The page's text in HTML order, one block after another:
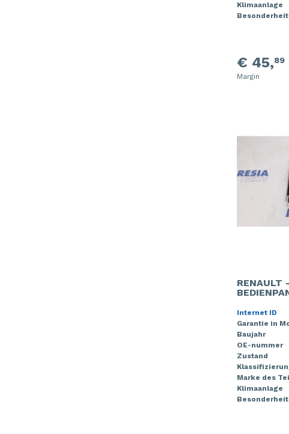
Klimaanlage
€ 45,89
Margin
RENAULT
Internet ID
Garantie in
Baujahr
OE-nummer
Zustand
Marke des
Klimaanlage